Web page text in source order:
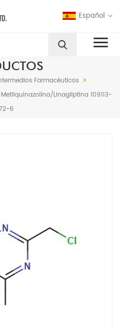
Español
Farmacéuticos
linagliptina 109113-
6